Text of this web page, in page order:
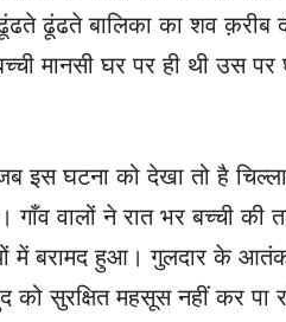
ढूंढते बालिका का शव क़रीब
मानसी घर पर ही थी उस पर
इस घटना को देखा तो है
गाँव वालों ने रात भर बच्ची
में बरामद हुआ। गुलदार के
सुरक्षित महसूस नहीं कर पा